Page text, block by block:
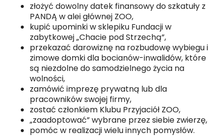
złożyć dowolny datek finansowy do szkatuły z
PANDĄ w alei głównej ZOO,
kupić upominki w sklepiku Fundacji w
zabytkowej „Chacie pod Strzechą”,
przekazać darowiznę na rozbudowę wybiegu i
zimowe domki dla bocianów-inwalidów, które
są niezdolne do samodzielnego życia na
wolności,
zamówić imprezę prywatną lub dla
pracowników swojej firmy,
zostać członkiem Klubu Przyjaciół ZOO,
„zaadoptować” wybrane przez siebie zwierzę,
pomóc w realizacji wielu innych pomysłów.